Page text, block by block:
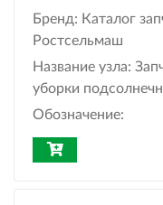
Бренд: Каталог
Ростсельмаш
Название узла:
уборки
Обозначение: